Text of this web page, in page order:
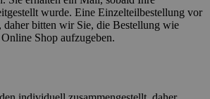
wurde. Eine Einzelteilbestellung vor
daher bitten wir Sie, die Bestellung wie
Shop aufzugeben.